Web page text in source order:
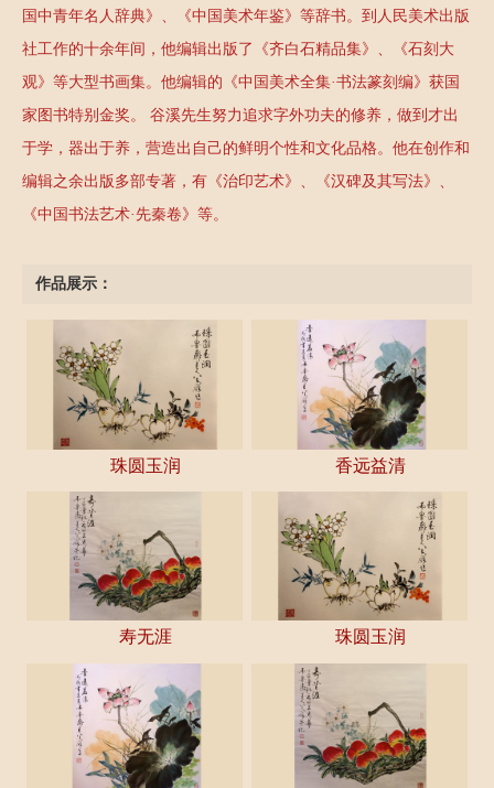
国中青年名人辞典》、《中国美术年鉴》等辞书。到人民美术出版
社工作的十余年间，他编辑出版了《齐白石精品集》、《石刻大
观》等大型书画集。他编辑的《中国美术全集·书法篆刻编》获国
家图书特别金奖。 谷溪先生努力追求字外功夫的修养，做到才出
于学，器出于养，营造出自己的鲜明个性和文化品格。他在创作和
编辑之余出版多部专著，有《治印艺术》、《汉碑及其写法》、
《中国书法艺术·先秦卷》等。
作品展示：
珠圆玉润 香远益清
寿无涯 珠圆玉润